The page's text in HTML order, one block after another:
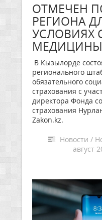
ОТМЕЧЕН
РЕГИОНА
УСЛОВИЯХ
МЕДИЦИНЫ
В Кызылорде
регионального
обязательного
страхования с
директора Фонда
страхования
Zakon.kz.
Новости /
август